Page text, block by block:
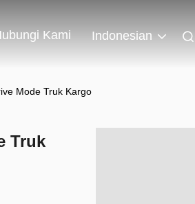
Kami Indonesian
Mode Truk Kargo
Truk